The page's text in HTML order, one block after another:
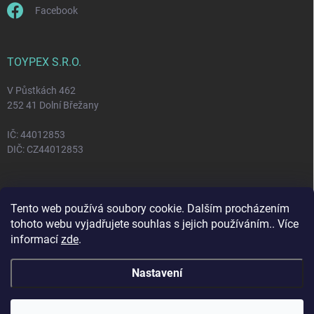
Tento web používá soubory cookie. Dalším procházením
tohoto webu vyjadřujete souhlas s jejich používáním.. Více
informací zde.
Nastavení
Facebook
TOYPEX S.R.O.
V Půstkách 462
252 41 Dolní Břežany
IČ: 44012853
DIČ: CZ44012853
Vytvořil Shoptet
Toypex. Všechna práva vyhrazena.